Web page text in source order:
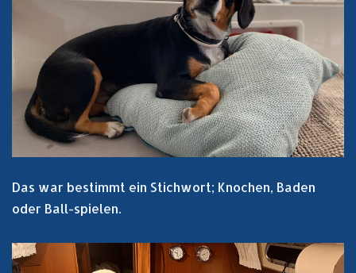
Das war bestimmt ein Stichwort; Knochen, Baden
oder Ball-spielen.